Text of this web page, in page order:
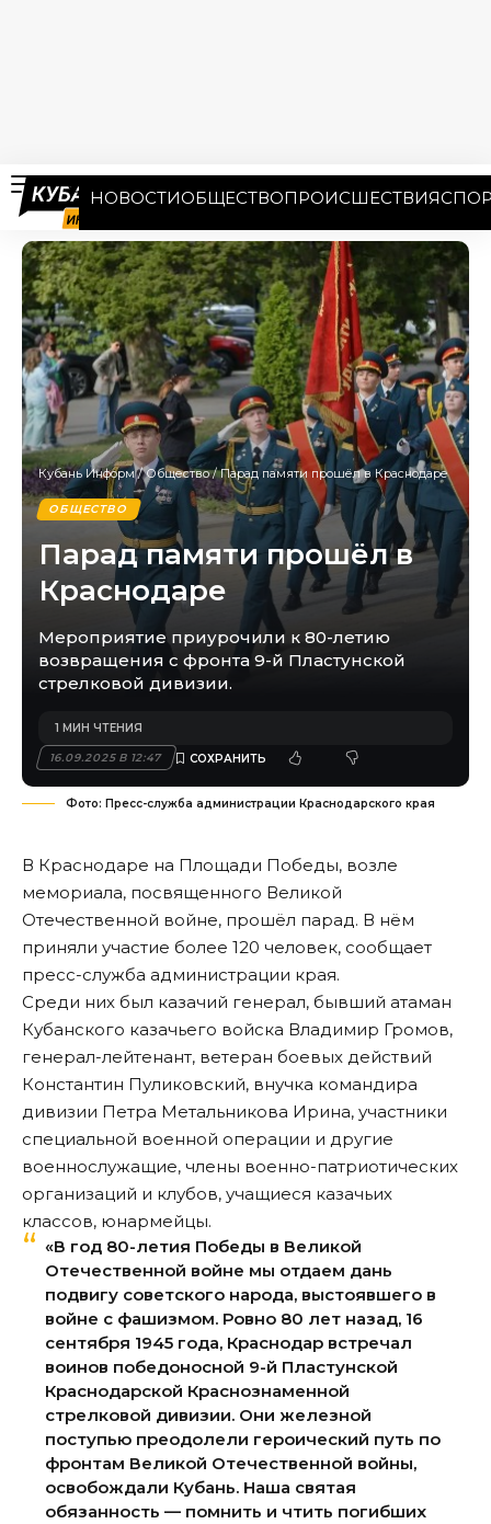
НОВОСТИОБЩЕСТВОПРОИСШЕСТВИЯ
Кубань Информ/Общество/Парад памяти прошёл в Краснодаре
ОБЩЕСТВО
Парад памяти прошёл в
Краснодаре
Мероприятие приурочили к 80-летию
возвращения с фронта 9-й Пластунской
стрелковой дивизии.
16.09.2025 В 12:47
1 МИН ЧТЕНИЯ
Фото: Пресс-служба администрации Краснодарского края
В Краснодаре на Площади Победы, возле
мемориала, посвященного Великой
Отечественной войне, прошёл парад. В нём
приняли участие более 120 человек, сообщает
пресс-служба администрации края.
Среди них был казачий генерал, бывший атаман
Кубанского казачьего войска Владимир Громов,
генерал-лейтенант, ветеран боевых действий
Константин Пуликовский, внучка командира
дивизии Петра Метальникова Ирина, участники
специальной военной операции и другие
военнослужащие, члены военно-патриотических
организаций и клубов, учащиеся казачьих
классов, юнармейцы.
«В год 80-летия Победы в Великой
Отечественной войне мы отдаем дань
подвигу советского народа, выстоявшего в
войне с фашизмом. Ровно 80 лет назад, 16
сентября 1945 года, Краснодар встречал
воинов победоносной 9-й Пластунской
Краснодарской Краснознаменной
стрелковой дивизии. Они железной
поступью преодолели героический путь по
фронтам Великой Отечественной войны,
освобождали Кубань. Наша святая
обязанность — помнить и чтить погибших